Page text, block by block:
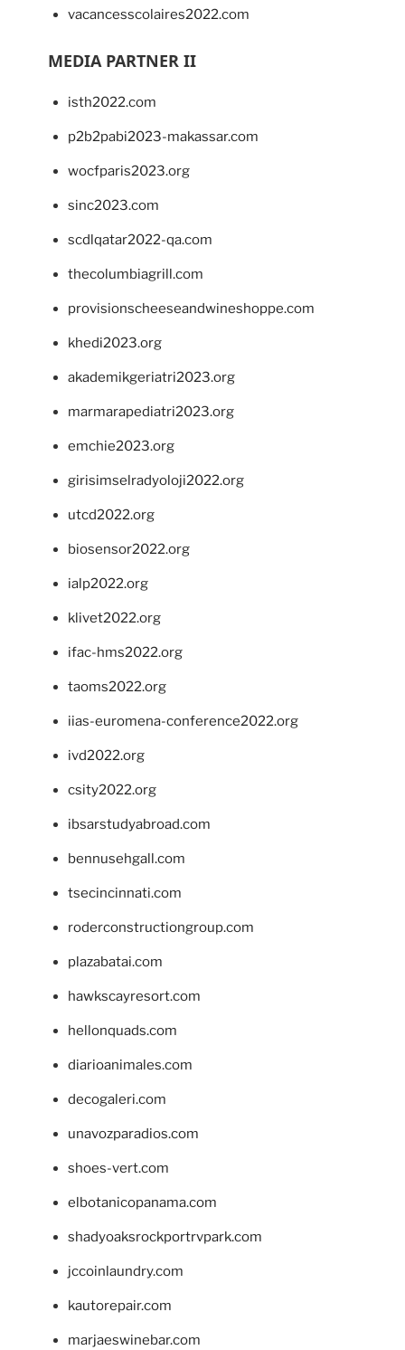
vacancesscolaires2022.com
MEDIA PARTNER II
isth2022.com
p2b2pabi2023-makassar.com
wocfparis2023.org
sinc2023.com
scdlqatar2022-qa.com
thecolumbiagrill.com
provisionscheeseandwineshoppe.com
khedi2023.org
akademikgeriatri2023.org
marmarapediatri2023.org
emchie2023.org
girisimselradyoloji2022.org
utcd2022.org
biosensor2022.org
ialp2022.org
klivet2022.org
ifac-hms2022.org
taoms2022.org
iias-euromena-conference2022.org
ivd2022.org
csity2022.org
ibsarstudyabroad.com
bennusehgall.com
tsecincinnati.com
roderconstructiongroup.com
plazabatai.com
hawkscayresort.com
hellonquads.com
diarioanimales.com
decogaleri.com
unavozparadios.com
shoes-vert.com
elbotanicopanama.com
shadyoaksrockportrvpark.com
jccoinlaundry.com
kautorepair.com
marjaeswinebar.com